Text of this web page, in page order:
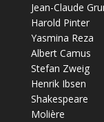
Jean-Claude
Harold Pinter
Yasmina Reza
Albert Camus
Stefan Zweig
Henrik Ibsen
Shakespeare
Molière